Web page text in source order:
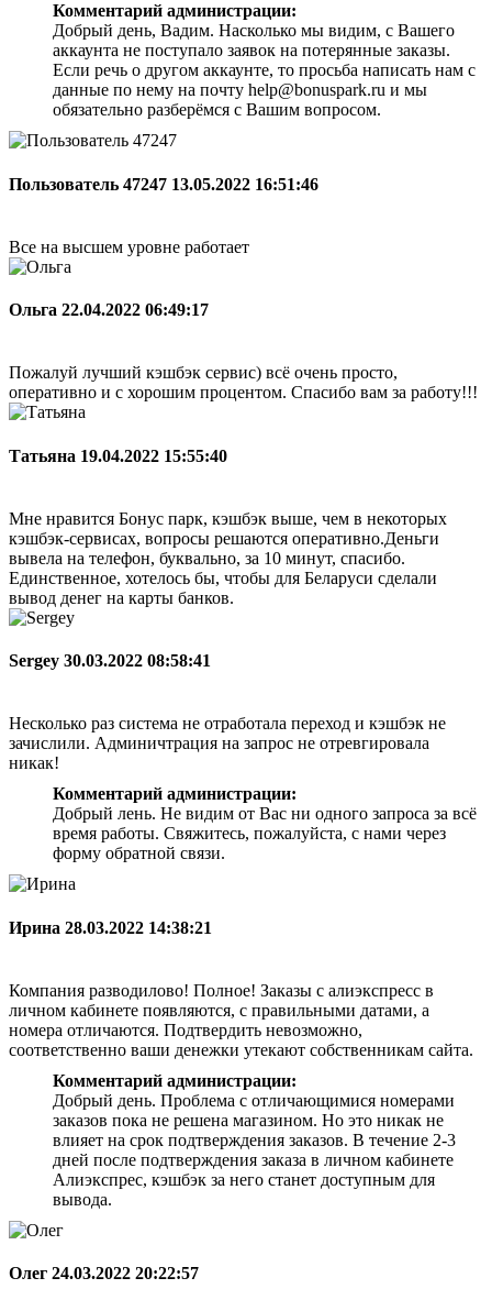
Комментарий администрации:
Добрый день, Вадим. Насколько мы видим, с Вашего
аккаунта не поступало заявок на потерянные заказы.
Если речь о другом аккаунте, то просьба написать нам с
данные по нему на почту help@bonuspark.ru и мы
обязательно разберёмся с Вашим вопросом.
Пользователь 47247 13.05.2022 16:51:46
Все на высшем уровне работает
Ольга 22.04.2022 06:49:17
Пожалуй лучший кэшбэк сервис) всё очень просто,
оперативно и с хорошим процентом. Спасибо вам за работу!!!
Татьяна 19.04.2022 15:55:40
Мне нравится Бонус парк, кэшбэк выше, чем в некоторых
кэшбэк-сервисах, вопросы решаются оперативно.Деньги
вывела на телефон, буквально, за 10 минут, спасибо.
Единственное, хотелось бы, чтобы для Беларуси сделали
вывод денег на карты банков.
Sergey 30.03.2022 08:58:41
Несколько раз система не отработала переход и кэшбэк не
зачислили. Админичтрация на запрос не отревгировала
никак!
Комментарий администрации:
Добрый лень. Не видим от Вас ни одного запроса за всё
время работы. Свяжитесь, пожалуйста, с нами через
форму обратной связи.
Ирина 28.03.2022 14:38:21
Компания разводилово! Полное! Заказы с алиэкспресс в
личном кабинете появляются, с правильными датами, а
номера отличаются. Подтвердить невозможно,
соответственно ваши денежки утекают собственникам сайта.
Комментарий администрации:
Добрый день. Проблема с отличающимися номерами
заказов пока не решена магазином. Но это никак не
влияет на срок подтверждения заказов. В течение 2-3
дней после подтверждения заказа в личном кабинете
Алиэкспрес, кэшбэк за него станет доступным для
вывода.
Олег 24.03.2022 20:22:57